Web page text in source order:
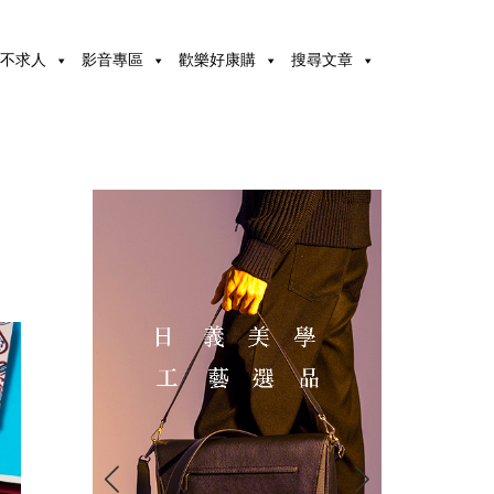
求人 影音專區 歡樂好康購 搜尋文章